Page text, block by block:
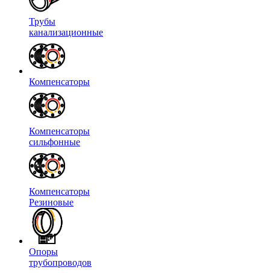
Трубы
канализационные
Компенсаторы
Компенсаторы
сильфонные
Компенсаторы
Резиновые
Опоры
трубопроводов